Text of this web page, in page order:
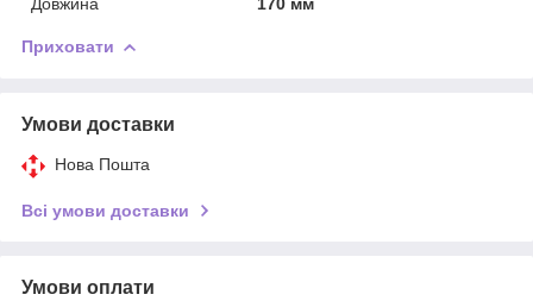
Приховати
Умови доставки
Нова Пошта
Всі умови доставки
Умови оплати